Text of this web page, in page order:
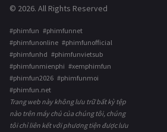
© 2026. All Rights Reserved
#phimfun #phimfunnet
#phimfunonline #phimfunofficial
#phimfunhd #phimfunvietsub
#phimfunmienphi #xemphimfun
#phimfun2026 #phimfunmoi
#phimfun.net
Trang web này không lưu trữ bất kỳ tệp
nào trên máy chủ của chúng tôi, chúng
tôi chỉ liên kết với phương tiện được lưu